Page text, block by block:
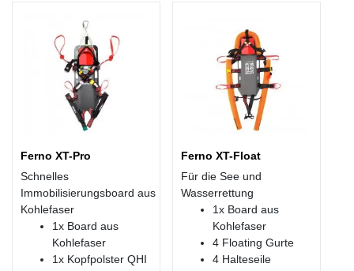
Ferno XT-Pro
Schnelles
Immobilisierungsboard aus
Kohlefaser
1x Board aus
Kohlefaser
1x Kopfpolster QHI
Ferno XT-Float
Für die See und
Wasserrettung
1x Board aus
Kohlefaser
4 Floating Gurte
4 Halteseile